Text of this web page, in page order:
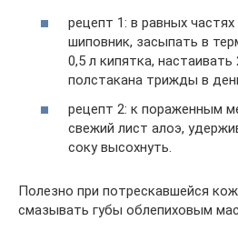
рецепт 1: в равных
шиповник, засыпать в
0,5 л кипятка, настаивать
полстакана трижды в
рецепт 2: к пораженным
свежий лист алоэ,
соку высохнуть.
Полезно при потрескавшейся
смазывать губы облепиховым